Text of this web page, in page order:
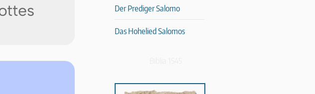
Der Prediger Salomo
Das Hohelied Salomos